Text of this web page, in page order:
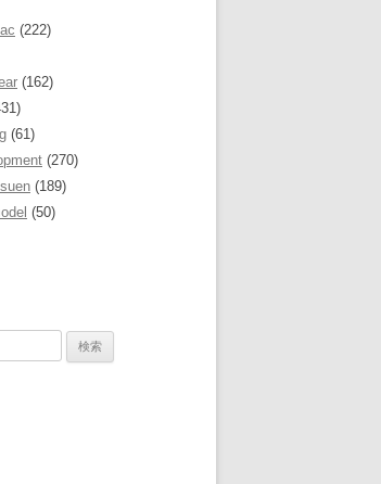
(222)
(162)
(61)
(270)
(189)
(50)